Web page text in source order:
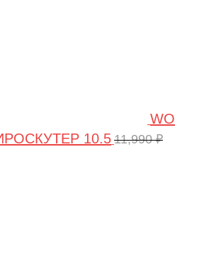
WO
10.5 11,990₽